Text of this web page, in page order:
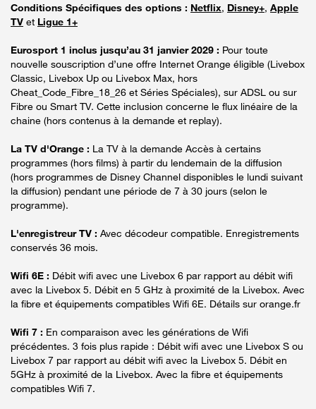
Conditions Spécifiques des options : Netflix, Disney+, Apple
TV et Ligue 1+
Eurosport 1 inclus jusqu’au 31 janvier 2029 : Pour toute
nouvelle souscription d’une offre Internet Orange éligible (Livebox
Classic, Livebox Up ou Livebox Max, hors
Cheat_Code_Fibre_18_26 et Séries Spéciales), sur ADSL ou sur
Fibre ou Smart TV. Cette inclusion concerne le flux linéaire de la
chaine (hors contenus à la demande et replay).
La TV d'Orange : La TV à la demande Accès à certains
programmes (hors films) à partir du lendemain de la diffusion
(hors programmes de Disney Channel disponibles le lundi suivant
la diffusion) pendant une période de 7 à 30 jours (selon le
programme).
L'enregistreur TV : Avec décodeur compatible. Enregistrements
conservés 36 mois.
Wifi 6E : Débit wifi avec une Livebox 6 par rapport au débit wifi
avec la Livebox 5. Débit en 5 GHz à proximité de la Livebox. Avec
la fibre et équipements compatibles Wifi 6E. Détails sur orange.fr
Wifi 7 : En comparaison avec les générations de Wifi
précédentes. 3 fois plus rapide : Débit wifi avec une Livebox S ou
Livebox 7 par rapport au débit wifi avec la Livebox 5. Débit en
5GHz à proximité de la Livebox. Avec la fibre et équipements
compatibles Wifi 7.